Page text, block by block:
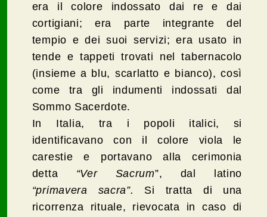
era il colore indossato dai re e dai
cortigiani; era parte integrante del
tempio e dei suoi servizi; era usato in
tende e tappeti trovati nel tabernacolo
(insieme a blu, scarlatto e bianco), così
come tra gli indumenti indossati dal
Sommo Sacerdote.
In Italia, tra i popoli italici, si
identificavano con il colore viola le
carestie e portavano alla cerimonia
detta “Ver Sacrum”, dal latino
“primavera sacra”.
Si tratta di una
ricorrenza rituale, rievocata in caso di